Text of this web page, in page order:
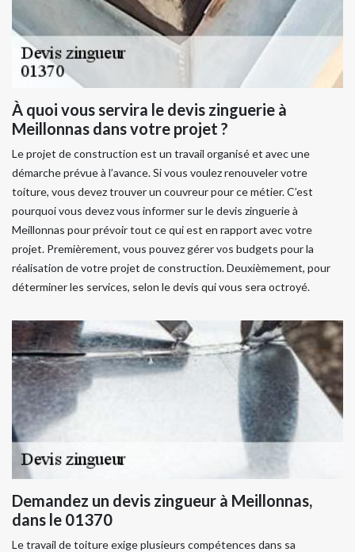
À quoi vous servira le devis zinguerie à
Meillonnas dans votre projet ?
Le projet de construction est un travail organisé et avec une
démarche prévue à l’avance. Si vous voulez renouveler votre
toiture, vous devez trouver un couvreur pour ce métier. C’est
pourquoi vous devez vous informer sur le devis zinguerie à
Meillonnas pour prévoir tout ce qui est en rapport avec votre
projet. Premièrement, vous pouvez gérer vos budgets pour la
réalisation de votre projet de construction. Deuxièmement, pour
déterminer les services, selon le devis qui vous sera octroyé.
Demandez un devis zingueur à Meillonnas,
dans le 01370
Le travail de toiture exige plusieurs compétences dans sa